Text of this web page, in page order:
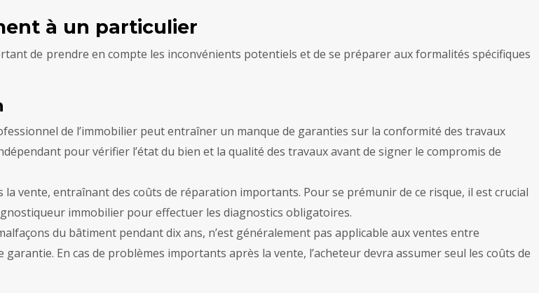
à un particulier
de prendre en compte les inconvénients potentiels et de se préparer aux formalités spécifiques
de l’immobilier peut entraîner un manque de garanties sur la conformité des travaux
pour vérifier l’état du bien et la qualité des travaux avant de signer le compromis de
la vente, entraînant des coûts de réparation importants. Pour se prémunir de ce risque, il est crucial
immobilier pour effectuer les diagnostics obligatoires.
du bâtiment pendant dix ans, n’est généralement pas applicable aux ventes entre
En cas de problèmes importants après la vente, l’acheteur devra assumer seul les coûts de